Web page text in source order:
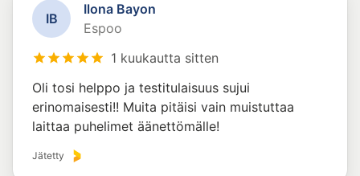
IB
Ilona Bayon
Espoo
1 kuukautta sitten
Oli tosi helppo ja testitulaisuus sujui
erinomaisesti!! Muita pitäisi vain muistuttaa
laittaa puhelimet äänettömälle!
Jätetty